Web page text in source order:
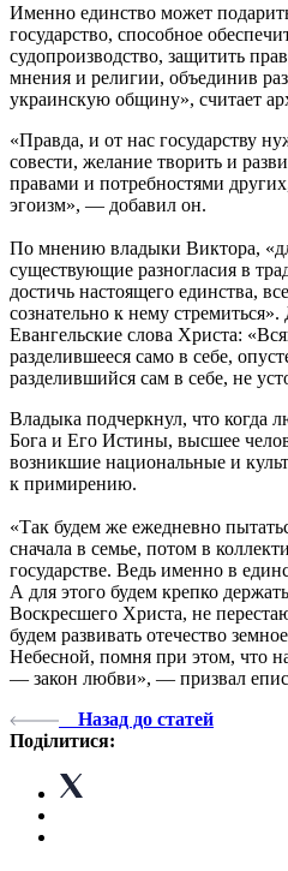
Именно единство может
государство, способное
судопроизводство, защитить
мнения и религии, объединив
украинскую общину», считает
«Правда, и от нас государству
совести, желание творить и
правами и потребностями
эгоизм», — добавил он.
По мнению владыки Виктора,
существующие разногласия в
достичь настоящего единства,
сознательно к нему
Евангельские слова Христа:
разделившееся само в себе,
разделившийся сам в себе, не
Владыка подчеркнул, что когда
Бога и Его Истины, высшее
возникшие национальные и
к примирению.
«Так будем же ежедневно
сначала в семье, потом в
государстве. Ведь именно в
А для этого будем крепко
Воскресшего Христа, не
будем развивать отечество
Небесной, помня при этом, что
— закон любви», — призвал
Назад до статей
Поділитися: